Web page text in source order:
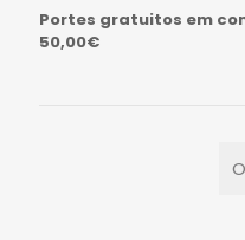
Portes gratuitos em
50,00€